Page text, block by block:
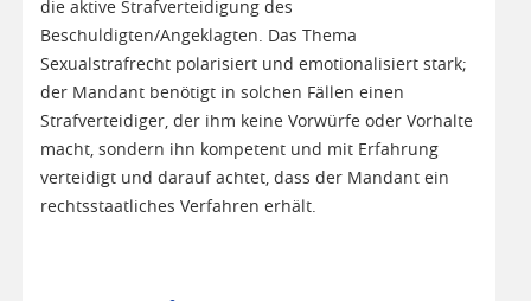
die aktive Strafverteidigung des
Beschuldigten/Angeklagten. Das Thema
Sexualstrafrecht polarisiert und emotionalisiert stark;
der Mandant benötigt in solchen Fällen einen
Strafverteidiger, der ihm keine Vorwürfe oder Vorhalte
macht, sondern ihn kompetent und mit Erfahrung
verteidigt und darauf achtet, dass der Mandant ein
rechtsstaatliches Verfahren erhält.